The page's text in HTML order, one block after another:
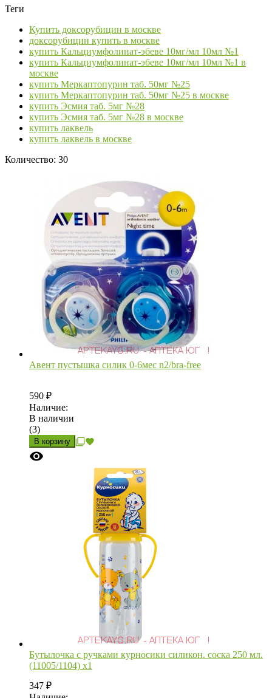
Теги
Купить доксорубицин в москве
доксорубицин купить в москве
купить Кальциумфолинат-эбеве 10мг/мл 10мл №1
купить Кальциумфолинат-эбеве 10мг/мл 10мл №1 в
москве
купить Меркаптопурин таб. 50мг №25
купить Меркаптопурин таб. 50мг №25 в москве
купить Эсмия таб. 5мг №28
купить Эсмия таб. 5мг №28 в москве
купить лаквель
купить лаквель в москве
Количество: 30
Авент пустышка силик 0-6мес n2/bra-free
590 ₽
Наличие:
В наличии
(3)
В корзину
Бутылочка с ручками курносики силикон. соска 250 мл.
(11005/1104) х1
347 ₽